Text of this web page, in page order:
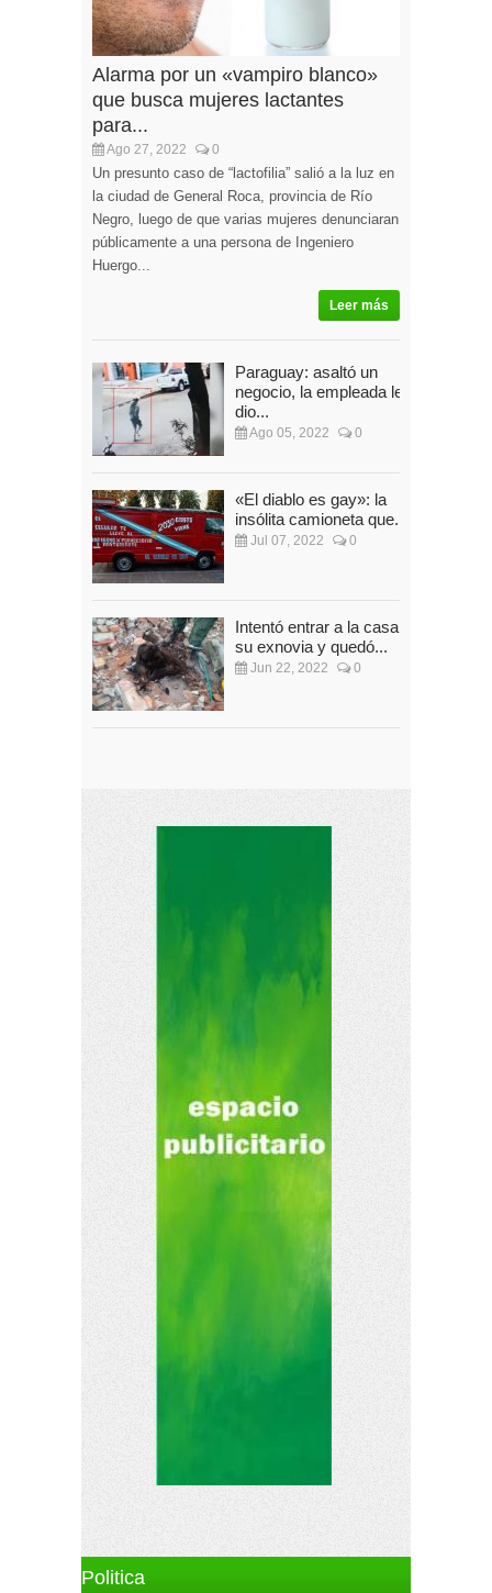
Alarma por un «vampiro blanco»
que busca mujeres lactantes
para...
Ago 27, 2022 0
Un presunto caso de “lactofilia” salió a la luz en
la ciudad de General Roca, provincia de Río
Negro, luego de que varias mujeres denunciaran
públicamente a una persona de Ingeniero
Huergo...
Leer más
Paraguay: asaltó un
negocio, la empleada le
dio...
Ago 05, 2022 0
«El diablo es gay»: la
insólita camioneta que...
Jul 07, 2022 0
Intentó entrar a la casa de
su exnovia y quedó...
Jun 22, 2022 0
Politica